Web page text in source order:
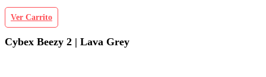
Ver Carrito
Cybex Beezy 2 | Lava Grey